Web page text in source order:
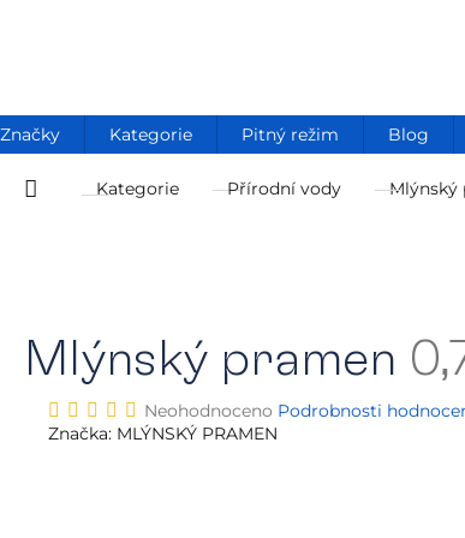
Značky Kategorie Pitný režim Blog
DomůKategorie Přírodní vody Mlýnský
Mlýnský pramen
Průměrné
hodnocení
Neohodnoceno Podrobnosti
Značka: MLÝNSKÝ PRAMEN